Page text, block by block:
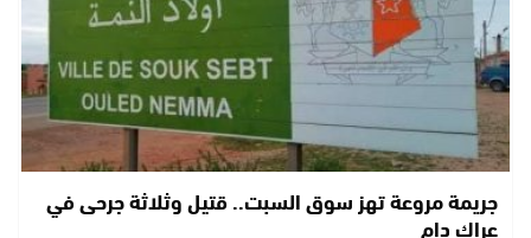
جريمة مروعة تهز سوق السبت.. قتيل وثلاثة جرحى في
عراك دام